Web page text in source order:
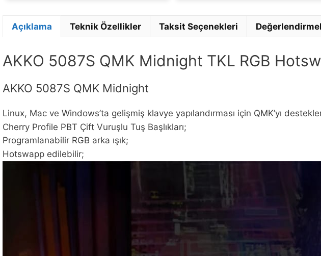
Açıklama Teknik Özellikler Taksit Seçenekleri
AKKO 5087S QMK Midnight TKL RGB
AKKO 5087S QMK Midnight
Linux, Mac ve Windows’ta gelişmiş klavye yapılandırması için QMK’yı
Cherry Profile PBT Çift Vuruşlu Tuş Başlıkları;
Programlanabilir RGB arka ışık;
Hotswapp edilebilir;